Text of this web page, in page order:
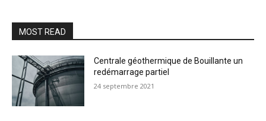
MOST READ
Centrale géothermique de Bouillante un
redémarrage partiel
24 septembre 2021